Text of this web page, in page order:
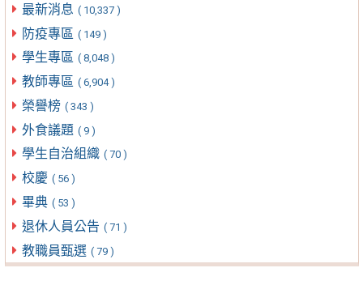
最新消息 ( 10,337 )
防疫專區 ( 149 )
學生專區 ( 8,048 )
教師專區 ( 6,904 )
榮譽榜 ( 343 )
外食議題 ( 9 )
學生自治組織 ( 70 )
校慶 ( 56 )
畢典 ( 53 )
退休人員公告 ( 71 )
教職員甄選 ( 79 )